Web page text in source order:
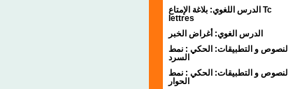
الدرس اللغوي: بلاغة الإمتاع Tc
lettres
الدرس الغوي: أغراض الخبر
النصوص و التطبيقات: الحكي : نمط
السرد
النصوص و التطبيقات: الحكي : نمط
الحوار